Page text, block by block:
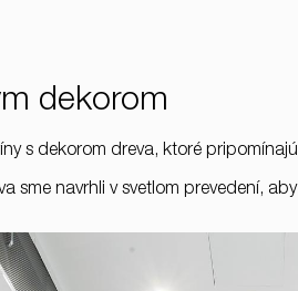
dekorom
s dekorom dreva, ktoré
navrhli v svetlom prevedení,